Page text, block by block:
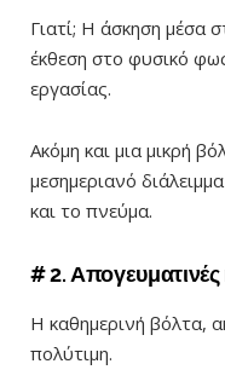
Γιατί; Η άσκηση μέσα
έκθεση στο φυσικό
εργασίας.
Ακόμη και μια μικρή
μεσημεριανό
και το πνεύμα.
# 2. Απογευματινές
Η καθημερινή βόλτα,
πολύτιμη.